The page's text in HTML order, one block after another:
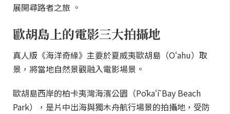
展開尋路者之旅 。
歐胡島上的電影三大拍攝地
真人版《海洋奇緣》主要於夏威夷歐胡島（Oʻahu）取
景，將當地自然景觀融入電影場景。
歐胡島西岸的柏卡夷灣海濱公園（Pōkaʻī Bay Beach
Park），是片中出海與獨木舟航行場景的拍攝地，受防